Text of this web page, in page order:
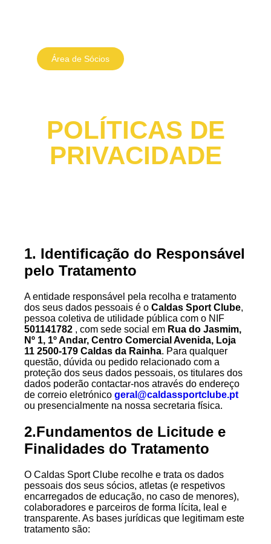
Área de Sócios
POLÍTICAS DE
PRIVACIDADE
1. Identificação do Responsável
pelo Tratamento
A entidade responsável pela recolha e tratamento
dos seus dados pessoais é o Caldas Sport Clube,
pessoa coletiva de utilidade pública com o NIF
501141782 , com sede social em Rua do Jasmim,
Nº 1, 1º Andar, Centro Comercial Avenida, Loja
11 2500-179 Caldas da Rainha. Para qualquer
questão, dúvida ou pedido relacionado com a
proteção dos seus dados pessoais, os titulares dos
dados poderão contactar-nos através do endereço
de correio eletrónico geral@caldassportclube.pt
ou presencialmente na nossa secretaria física.
2.Fundamentos de Licitude e
Finalidades do Tratamento
O Caldas Sport Clube recolhe e trata os dados
pessoais dos seus sócios, atletas (e respetivos
encarregados de educação, no caso de menores),
colaboradores e parceiros de forma lícita, leal e
transparente. As bases jurídicas que legitimam este
tratamento são: